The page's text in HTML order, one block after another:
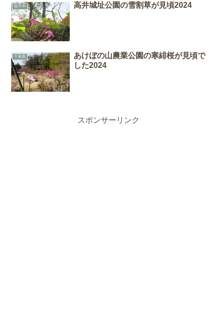
取手市 高井城址公園の雪割草が見頃2024
千葉県
あけぼの山農業公園の寒緋桜が見頃で
した2024
スポンサーリンク